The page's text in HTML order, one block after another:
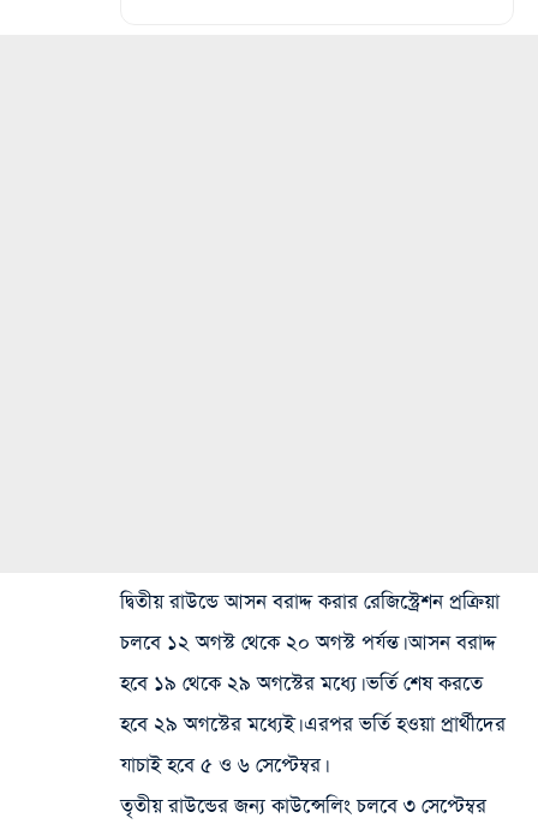
দ্বিতীয় রাউন্ডে আসন বরাদ্দ করার রেজিস্ট্রেশন প্রক্রিয়া
চলবে ১২ অগস্ট থেকে ২০ অগস্ট পর্যন্ত। আসন বরাদ্দ
হবে ১৯ থেকে ২৯ অগস্টের মধ্যে। ভর্তি শেষ করতে
হবে ২৯ অগস্টের মধ্যেই। এরপর ভর্তি হওয়া প্রার্থীদের
যাচাই হবে ৫ ও ৬ সেপ্টেম্বর।
তৃতীয় রাউন্ডের জন্য কাউন্সেলিং চলবে ৩ সেপ্টেম্বর